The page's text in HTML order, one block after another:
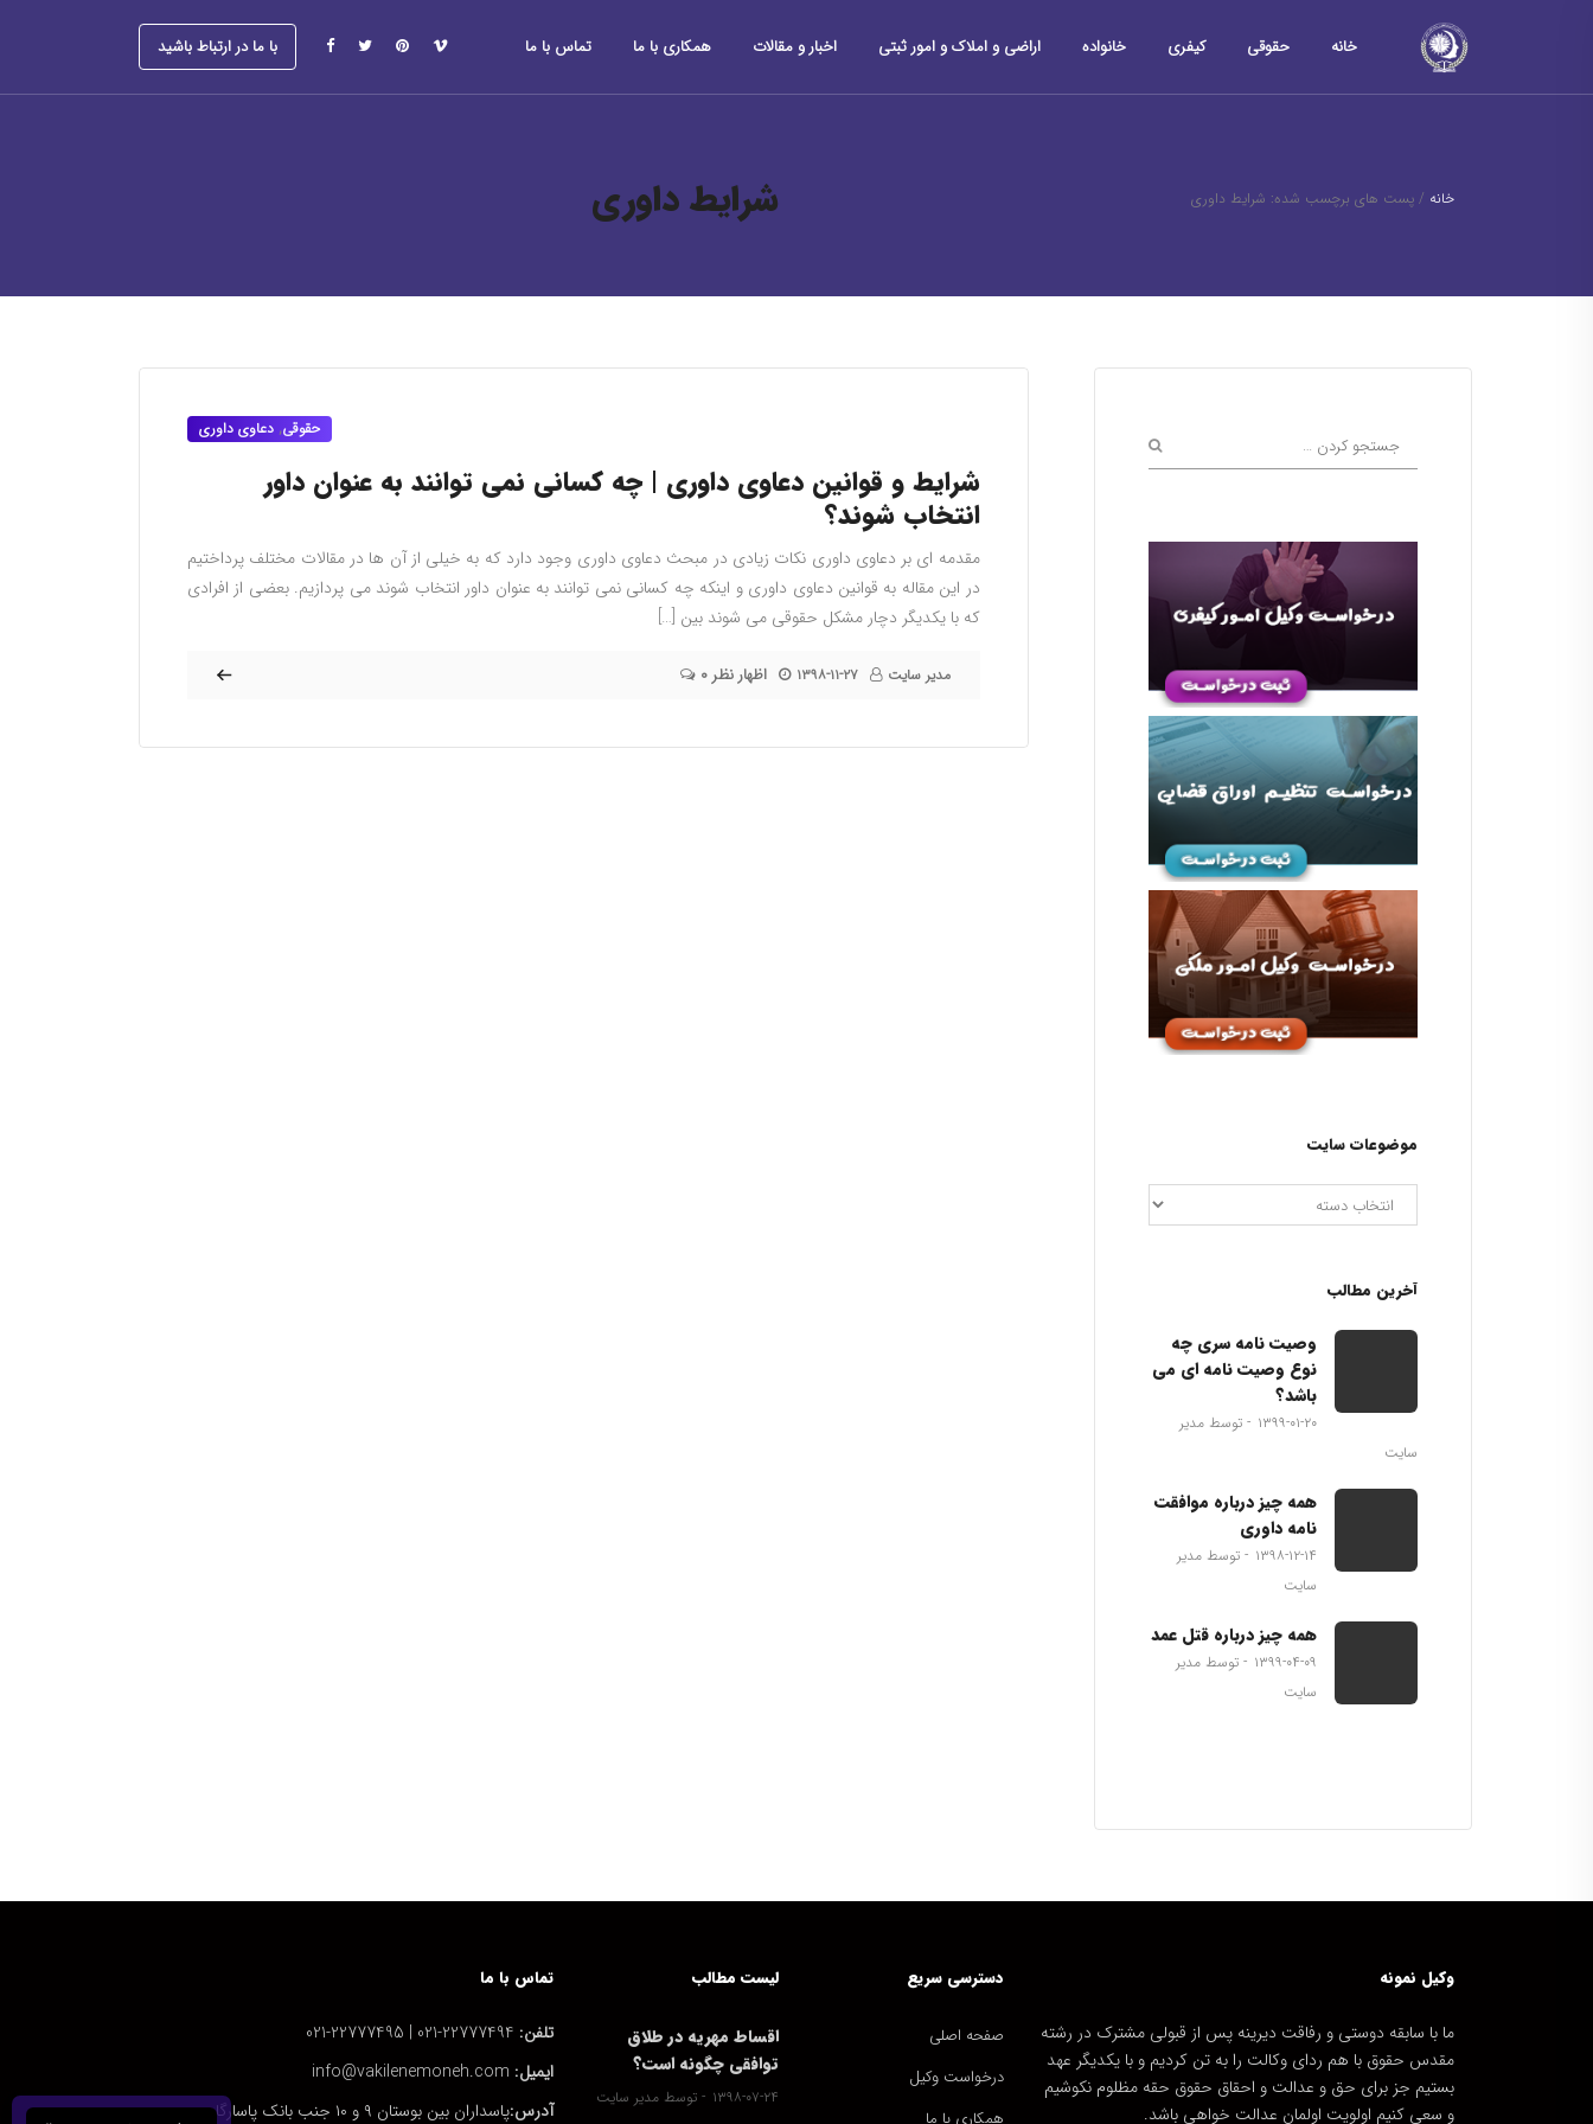
با ما در ارتباط باشید خانه حقوقی کیفری خانواده اراضی و املاک و امور ثبتی اخبار و مقالات همکاری با ما تماس با ما
شرایط داوری خانه / پست های برچسب شده: شرایط داوری
حقوقی, دعاوی داوری
شرایط و قوانین دعاوی داوری | چه کسانی نمی توانند به عنوان داور
انتخاب شوند؟
مقدمه ای بر دعاوی داوری نکات زیادی در مبحث دعاوی داوری وجود دارد که به خیلی از آن ها در مقالات مختلف پرداختیم
در این مقاله به قوانین دعاوی داوری و اینکه چه کسانی نمی توانند به عنوان داور انتخاب شوند می پردازیم. بعضی از افرادی
که با یکدیگر دچار مشکل حقوقی می شوند بین […]
مدیر سایت ۱۳۹۸-۱۱-۲۷ ۰ اظهار نظر
موضوعات سایت
آخرین مطالب
وصیت نامه سری چه
نوع وصیت نامه ای می
باشد؟
۱۳۹۹-۰۱-۲۰
توسط مدیر
سایت
همه چیز درباره موافقت
نامه داوری
۱۳۹۸-۱۲-۱۴
توسط مدیر
سایت
همه چیز درباره قتل عمد
۱۳۹۹-۰۴-۰۹
توسط مدیر
سایت
تماس با ما
تلفن:
ایمیل:
آدرس:پاسداران بین بوستان ۹ و ۱۰ جنب بانک پاسارگاد
لیست مطالب
اقساط مهریه در طلاق
توافقی چگونه است؟
۱۳۹۸-۰۷-۲۴ توسط مدیر سایت
دسترسی سریع
صفحه اصلی
درخواست وکیل
وکیل نمونه
ما با سابقه دوستی و رفاقت دیرینه پس از قبولی مشترک در رشته
مقدس حقوق با هم ردای وکالت را به تن کردیم و با یکدیگر عهد
بستیم جز برای حق و عدالت و احقاق حقوق حقه مظلوم نکوشیم
و سعی کنیم اولویت اولمان عدالت خواهی باشد.